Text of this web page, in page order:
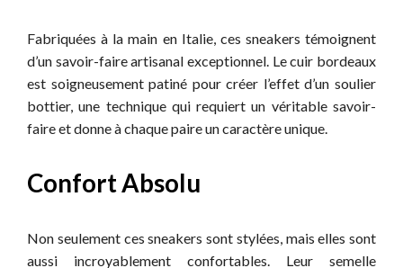
Fabriquées à la main en Italie, ces sneakers témoignent
d’un savoir-faire artisanal exceptionnel. Le cuir bordeaux
est soigneusement patiné pour créer l’effet d’un soulier
bottier, une technique qui requiert un véritable savoir-
faire et donne à chaque paire un caractère unique.
Confort Absolu
Non seulement ces sneakers sont stylées, mais elles sont
aussi incroyablement confortables. Leur semelle